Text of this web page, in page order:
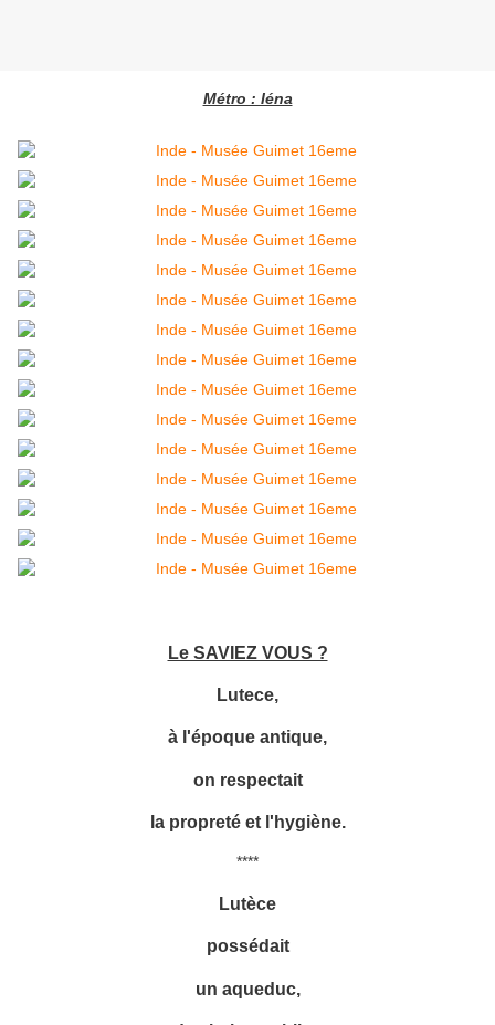
Métro : Iéna
Le SAVIEZ VOUS ?
Lutece,
à l'époque antique,
on respectait
la propreté et l'hygiène.
****
Lutèce
possédait
un aqueduc,